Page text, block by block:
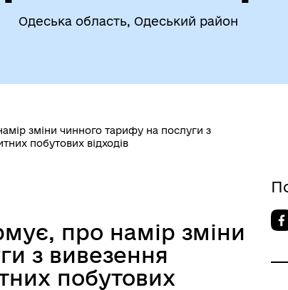
Фінанси
Одеська область, Одеський район
зміни чинного тарифу на послуги з
побутових відходів
про намір зміни
з вивезення
побутових